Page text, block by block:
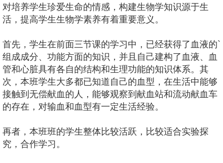
对培养学生珍爱生命的情感，构建生物学知识源于生
活，提高学生生物学素养有着重要意义。
首先，学生在前面三节课的学习中，已经获得了血液的`
组成成分、功能方面的知识，并且自己建构了血液、血
管和心脏具有各自的结构和生理功能的知识体系。其
次，本班学生大多都已知道自己的血型，在生活中能够
接触到无偿献血的人，能够观察到献血站和流动献血车
的存在，对输血和血型有一定生活经验。
再者，本班班的学生整体比较活跃，比较适合实验探
究，合作学习。